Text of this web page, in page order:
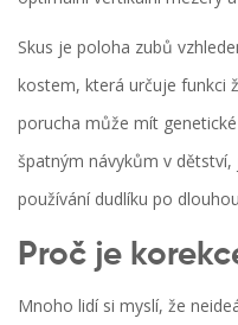
Skus je poloha zubů
kostem, která určuje funkci
porucha může mít
špatným návykům v
používání dudlíku po
Proč je
Mnoho lidí si myslí, že